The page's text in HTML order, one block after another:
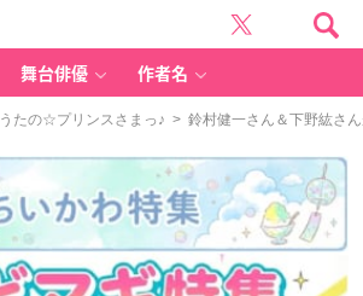
舞台俳優 作者名
うたの☆プリンスさまっ♪ > 鈴村健一さん＆下野紘さ